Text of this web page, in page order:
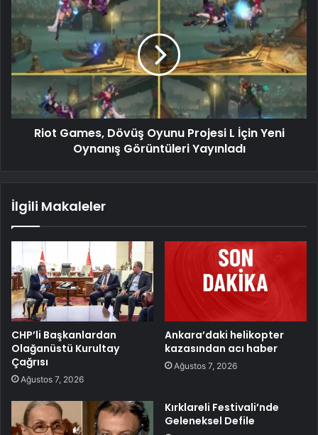
Riot Games, Dövüş Oyunu Projesi L İçin Yeni
Oynanış Görüntüleri Yayınladı
İlgili Makaleler
CHP’li Başkanlardan
Olağanüstü Kurultay
Çağrısı
Ağustos 7, 2026
Ankara’daki helikopter
kazasından acı haber
Ağustos 7, 2026
Kırklareli Festivali’nde
Geleneksel Defile